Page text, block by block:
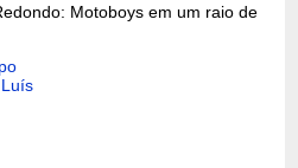
Motoboys em um raio de